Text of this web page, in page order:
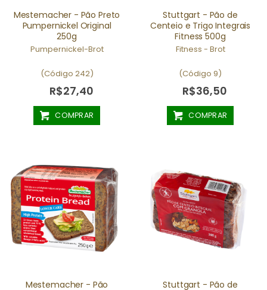
Mestemacher - Pão Preto
Pumpernickel Original
250g
Pumpernickel-Brot
(Código 242)
R$27,40
COMPRAR
Stuttgart - Pão de
Centeio e Trigo Integrais
Fitness 500g
Fitness - Brot
(Código 9)
R$36,50
COMPRAR
Mestemacher - Pão
Stuttgart - Pão de